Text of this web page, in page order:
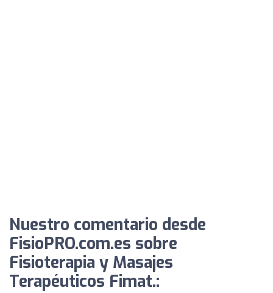
Nuestro comentario desde
FisioPRO.com.es sobre
Fisioterapia y Masajes
Terapéuticos Fimat.: